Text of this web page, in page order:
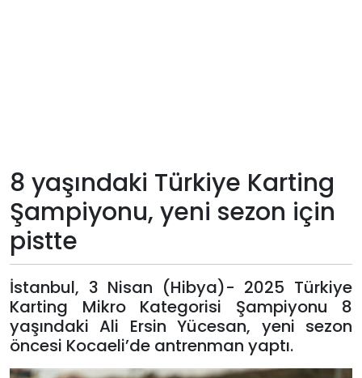
Künye
Giriş
Yap
8 yaşındaki Türkiye Karting
Şampiyonu, yeni sezon için
pistte
İstanbul, 3 Nisan (Hibya)- 2025 Türkiye
Karting Mikro Kategorisi Şampiyonu 8
yaşındaki Ali Ersin Yücesan, yeni sezon
öncesi Kocaeli’de antrenman yaptı.